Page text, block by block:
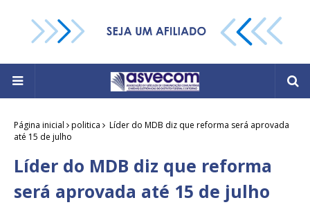
Página inicial politica
Líder do MDB diz que reforma será aprovada
até 15 de julho
Líder do MDB diz que reforma
será aprovada até 15 de julho